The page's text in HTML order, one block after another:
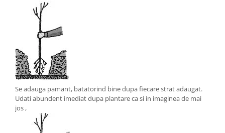
Se adauga pamant, batatorind bine dupa fiecare strat adaugat.
Udati abundent imediat dupa plantare ca si in imaginea de mai
jos ,